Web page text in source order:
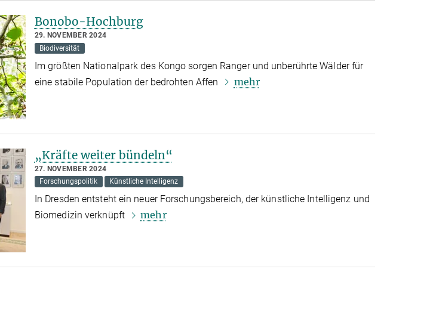
Bonobo-Hochburg
29. NOVEMBER 2024
Biodiversität
Im größten Nationalpark des Kongo sorgen Ranger und unberührte Wälder für
eine stabile Population der bedrohten Affen
mehr
„Kräfte weiter bündeln“
27. NOVEMBER 2024
Forschungspolitik
Künstliche Intelligenz
In Dresden entsteht ein neuer Forschungsbereich, der künstliche Intelligenz und
Biomedizin verknüpft
mehr